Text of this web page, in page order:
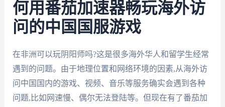
何用番茄加速器畅玩海外访
问的中国国服游戏
在非洲可以玩阴阳师吗?这是很多海外华人和留学生经常
遇到的问题。由于地理位置和网络环境的因素,从海外访
问中国国内的游戏、视频、音乐等服务确实会遇到各种
问题,比如网速慢、偶尔无法登陆等。但现在有了番茄加